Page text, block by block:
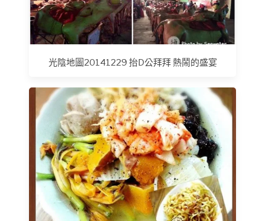
光陰地圖20141229 抬D公拜拜 熱鬧的盛宴